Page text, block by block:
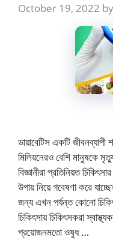
October 19, 2022 by
ডায়াবেটিস একটি জীবনব্যাপী
মিলিয়নেরও বেশি মানুষকে
বিজ্ঞানীরা প্রতিনিয়ত
উপায় নিয়ে গবেষণা করে
জন্য এখন পর্যন্ত কোনো
চিকিৎসায় চিকিৎসকরা
প্রয়োজনমতো ওষুধ …